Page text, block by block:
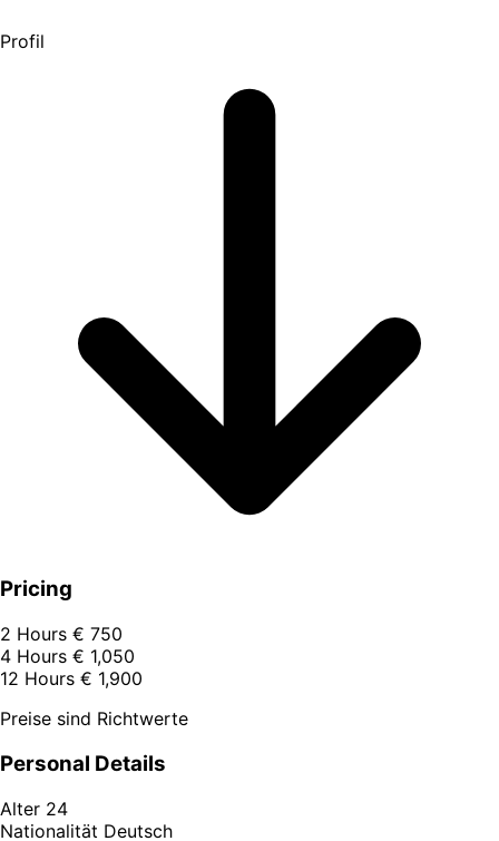
Profil
Pricing
2 Hours € 750
4 Hours € 1,050
12 Hours € 1,900
Preise sind Richtwerte
Personal Details
Alter 24
Nationalität Deutsch